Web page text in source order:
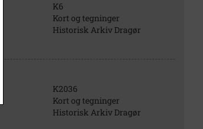
K6
Kort og tegninger
Historisk Arkiv Dragør
K2036
Kort og tegninger
Historisk Arkiv Dragør